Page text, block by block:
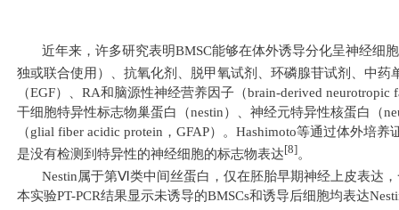
近年来，许多研究表明BMSC能够在体外诱导分化呈神经细
独或联合使用）、抗氧化剂、脱甲氧试剂、环磷腺苷试剂、中药
（EGF）、 RA和脑源性神经营养因子（brain-derived neurotropic
干细胞特异性标志物巢蛋白（nestin）、神经元特异性核蛋白（
（glial fiber acidic protein ， GFAP）。 Hashimoto等通过体外培养
是没有检测到特异性的神经细胞的标志物表达 [8] 。
Nestin属于第Ⅵ 类中间丝蛋白，仅在胚胎早期神经上皮表达
本实验PT-PCR结果显示未诱导的BMSCs和诱导后细胞均表达